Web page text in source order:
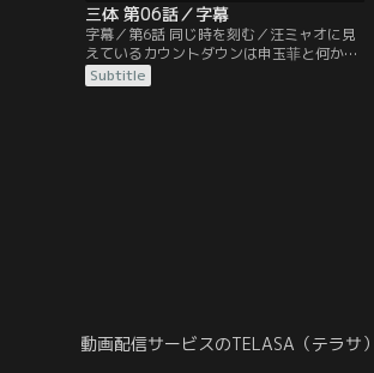
三体 第06話／字幕
字幕／第6話 同じ時を刻む／汪ミャオに見
えているカウントダウンは申玉菲と何か関
係があると踏んだ史強は、科学境界（フロ
ンティア）に潜入することを汪ミャオに提
Subtitle
動画配信サービスのTELASA（テラサ）